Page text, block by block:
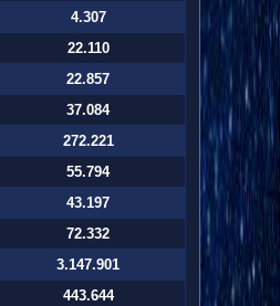
4.307
22.110
22.857
37.084
272.221
55.794
43.197
72.332
3.147.901
443.644